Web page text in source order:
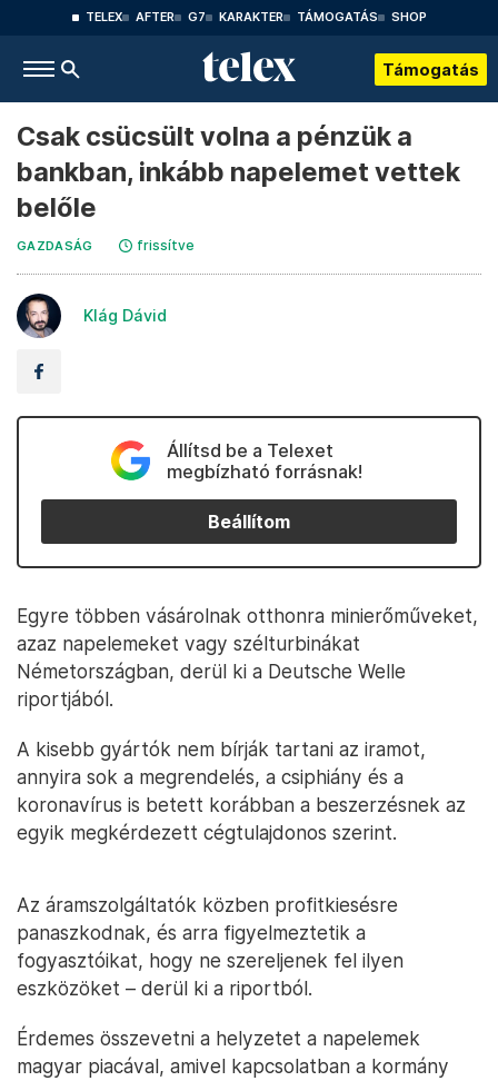
TELEX AFTER G7 KARAKTER TÁMOGATÁS SHOP
Támogatás
Csak csücsült volna a pénzük a
bankban, inkább napelemet vettek
belőle
GAZDASÁG frissítve
Klág Dávid
Állítsd be a Telexet
megbízható forrásnak!
Beállítom
Egyre többen vásárolnak otthonra minierőműveket,
azaz napelemeket vagy szélturbinákat
Németországban, derül ki a Deutsche Welle
riportjából.
A kisebb gyártók nem bírják tartani az iramot,
annyira sok a megrendelés, a csiphiány és a
koronavírus is betett korábban a beszerzésnek az
egyik megkérdezett cégtulajdonos szerint.
Az áramszolgáltatók közben profitkiesésre
panaszkodnak, és arra figyelmeztetik a
fogyasztóikat, hogy ne szereljenek fel ilyen
eszközöket – derül ki a riportból.
Érdemes összevetni a helyzetet a napelemek
magyar piacával, amivel kapcsolatban a kormány